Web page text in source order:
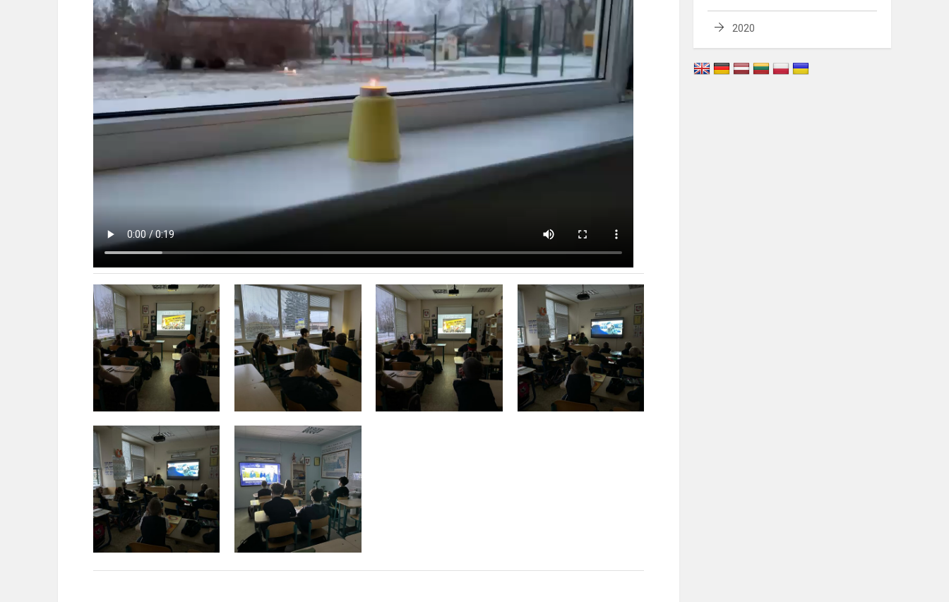
2020